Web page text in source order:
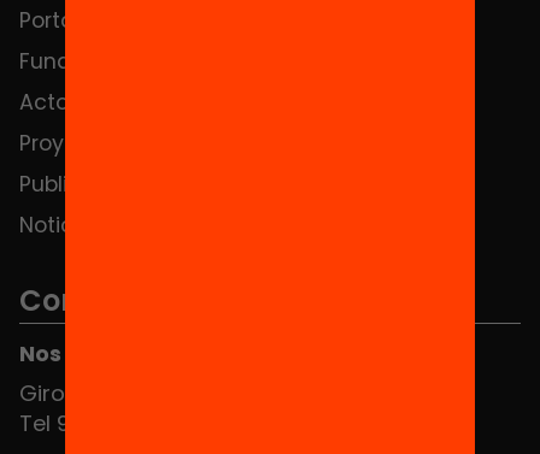
Portada
Fundación
Actos
Proyectos
Publicaciones y vídeos
Noticias
Contacto
Nos puedes encontrar en el HUB Social
Girona 34, interior 08010 Barcelona
Tel 934 588 700